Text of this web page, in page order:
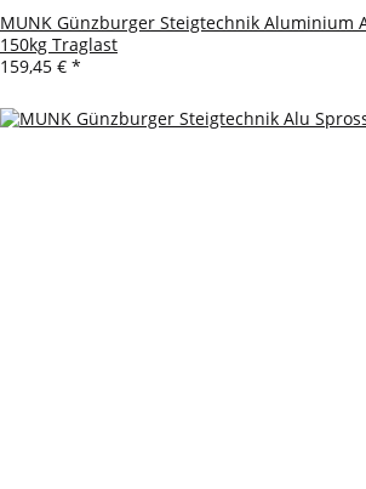
MUNK Günzburger Steigtechnik Aluminium
150kg Traglast
159,45 € *